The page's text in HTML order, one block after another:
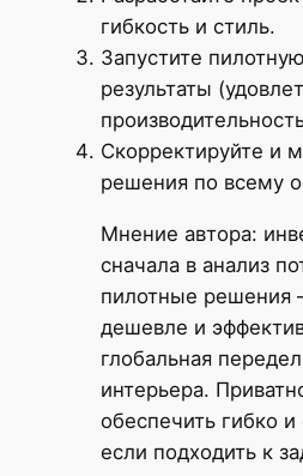
гибкость и стиль.
Запустите
результаты
Скорректируйте и
решения по всему
Мнение автора:
сначала в анализ
пилотные решения
дешевле и
глобальная
интерьера.
обеспечить гибко и
если подходить к